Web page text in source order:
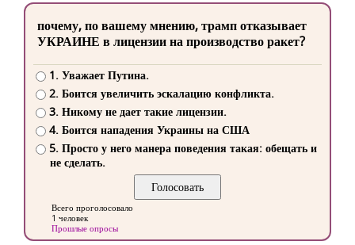
почему, по вашему мнению, трамп отказывает
УКРАИНЕ в лицензии на производство ракет?
1. Уважает Путина.
2. Боится увеличить эскалацию конфликта.
3. Никому не дает такие лицензии.
4. Боится нападения Украины на США
5. Просто у него манера поведения такая: обещать и
не сделать.
Всего проголосовало
1 человек
Прошлые опросы